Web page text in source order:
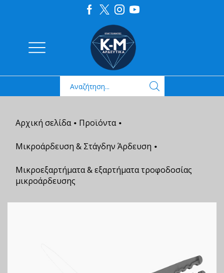
Αρχική σελίδα • Προϊόντα •
Μικροάρδευση & Στάγδην Άρδευση •
Μικροεξαρτήματα & εξαρτήματα τροφοδοσίας
μικροάρδευσης